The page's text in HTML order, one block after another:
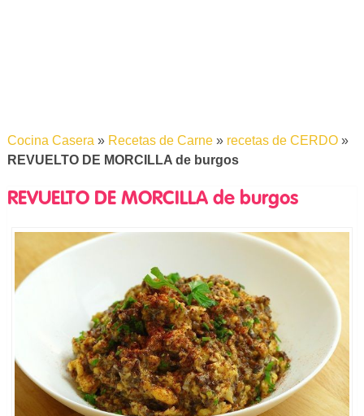
Cocina Casera» Recetas de Carne» recetas de CERDO»
REVUELTO DE MORCILLA de burgos
REVUELTO DE MORCILLA de burgos